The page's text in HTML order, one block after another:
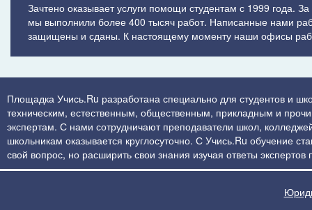
Зачтено оказывает услуги помощи студентам с 1999 года.
мы выполнили более 400 тысяч работ. Написанные нами
защищены и сданы. К настоящему моменту наши офисы
Площадка Учись.Ru разработана специально для студентов и
техническим, естественным, общественным, прикладным и
экспертам. С нами сотрудничают преподаватели школ,
школьникам оказывается круглосуточно. С Учись.Ru обучение
свой вопрос, но расширить свои знания изучая ответы